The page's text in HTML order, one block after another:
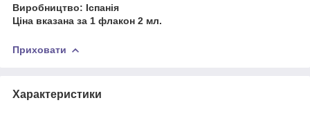
Виробництво: Іспанія
Ціна вказана за 1 флакон 2 мл.
Приховати
Характеристики